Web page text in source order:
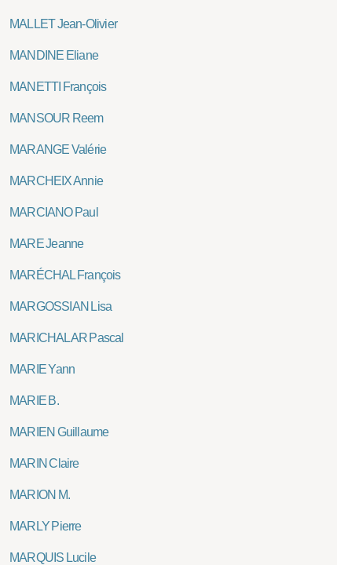
MALLET Jean-Olivier
MANDINE Eliane
MANETTI François
MANSOUR Reem
MARANGE Valérie
MARCHEIX Annie
MARCIANO Paul
MARE Jeanne
MARÉCHAL François
MARGOSSIAN Lisa
MARICHALAR Pascal
MARIE Yann
MARIE B.
MARIEN Guillaume
MARIN Claire
MARION M.
MARLY Pierre
MARQUIS Lucile